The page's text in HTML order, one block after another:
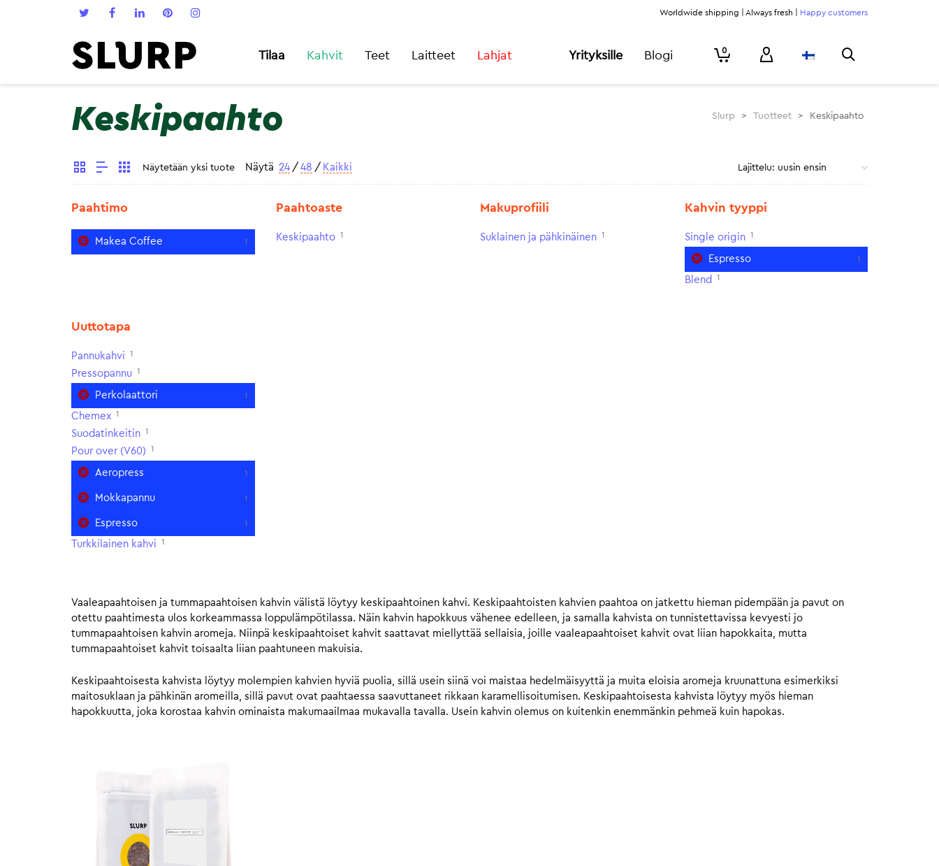
Worldwide shipping | Always fresh | Happy customers
Tilaa Kahvit Teet Laitteet Lahjat Yrityksille Blogi 0
Keskipaahto Slurp > Tuotteet > Keskipaahto
Näytetään yksi tuote Näytä 24 / 48 / Kaikki
Paahtimo
Makea Coffee 1
Paahtoaste
Keskipaahto 1
Makuprofiili
Suklainen ja pähkinäinen 1
Kahvin tyyppi
Single origin 1
Espresso 1
Blend 1
Uuttotapa
Pannukahvi 1
Pressopannu 1
Perkolaattori 1
Chemex 1
Suodatinkeitin 1
Pour over (V60) 1
Aeropress 1
Mokkapannu 1
Espresso 1
Turkkilainen kahvi 1
Vaaleapaahtoisen ja tummapaahtoisen kahvin välistä löytyy keskipaahtoinen kahvi. Keskipaahtoisten kahvien paahtoa on jatkettu hieman pidempään ja pavut on
otettu paahtimesta ulos korkeammassa loppulämpötilassa. Näin kahvin hapokkuus vähenee edelleen, ja samalla kahvista on tunnistettavissa kevyesti jo
tummapaahtoisen kahvin aromeja. Niinpä keskipaahtoiset kahvit saattavat miellyttää sellaisia, joille vaaleapaahtoiset kahvit ovat liian hapokkaita, mutta
tummapaahtoiset kahvit toisaalta liian paahtuneen makuisia.
Keskipaahtoisesta kahvista löytyy molempien kahvien hyviä puolia, sillä usein siinä voi maistaa hedelmäisyyttä ja muita eloisia aromeja kruunattuna esimerkiksi
maitosuklaan ja pähkinän aromeilla, sillä pavut ovat paahtaessa saavuttaneet rikkaan karamellisoitumisen. Keskipaahtoisesta kahvista löytyy myös hieman
hapokkuutta, joka korostaa kahvin ominaista makumaailmaa mukavalla tavalla. Usein kahvin olemus on kuitenkin enemmänkin pehmeä kuin hapokas.